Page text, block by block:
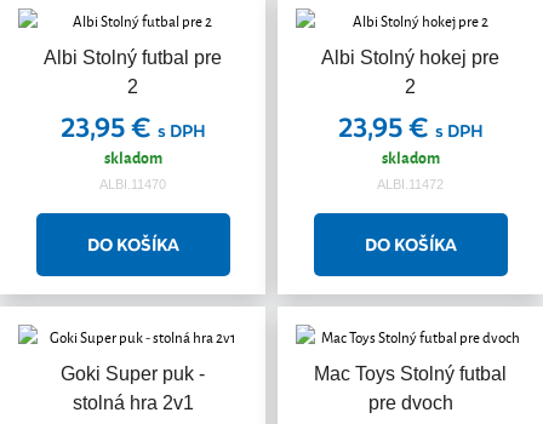
Albi Stolný futbal pre
2
23,95 € s DPH
skladom
ALBI.11470
Albi Stolný hokej pre
2
23,95 € s DPH
skladom
ALBI.11472
Goki Super puk -
stolná hra 2v1
Mac Toys Stolný futbal
pre dvoch